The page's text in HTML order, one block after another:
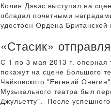
Колин Дэвис выступал на
обладал почетными
удостоен Ордена
«Стасик»
С 1 по 3 мая 2013 г. оперная
покажут на сцене Большого
Чайковского "Евгений
Музыкального театра был
Джульетту". После